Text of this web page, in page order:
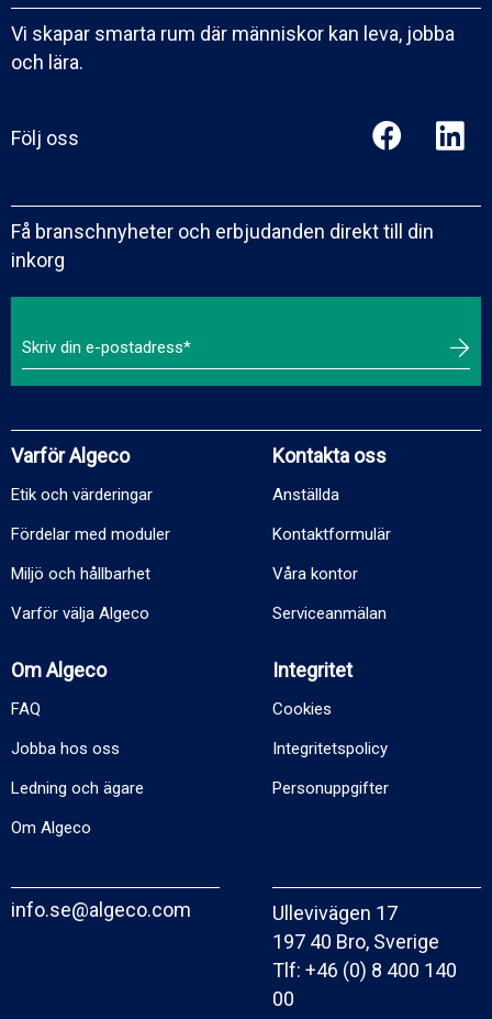
Vi skapar smarta rum där människor kan leva, jobba
och lära.
Följ oss
Få branschnyheter och erbjudanden direkt till din
inkorg
Varför Algeco
Etik och värderingar
Fördelar med moduler
Miljö och hållbarhet
Varför välja Algeco
Kontakta oss
Anställda
Kontaktformulär
Våra kontor
Serviceanmälan
Om Algeco
FAQ
Jobba hos oss
Ledning och ägare
Om Algeco
Integritet
Cookies
Integritetspolicy
Personuppgifter
info.se@algeco.com
Ullevivägen 17
197 40 Bro, Sverige
Tlf: +46 (0) 8 400 140
00